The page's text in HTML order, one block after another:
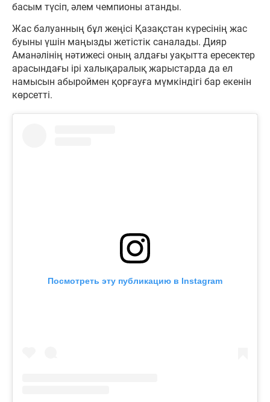
басым түсіп, әлем чемпионы атанды.
Жас балуанның бұл жеңісі Қазақстан күресінің жас
буыны үшін маңызды жетістік саналады. Дияр
Аманәлінің нәтижесі оның алдағы уақытта ересектер
арасындағы ірі халықаралық жарыстарда да ел
намысын абыроймен қорғауға мүмкіндігі бар екенін
көрсетті.
Посмотреть эту публикацию в Instagram